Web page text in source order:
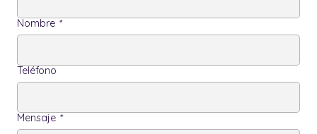
Nombre *
Teléfono
Mensaje *